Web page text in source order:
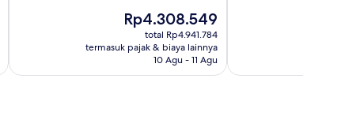
Harga
sekarang
Rp4.308.549
Rp4.308.549
total Rp4.941.784
termasuk pajak & biaya lainnya
10 Agu - 11 Agu